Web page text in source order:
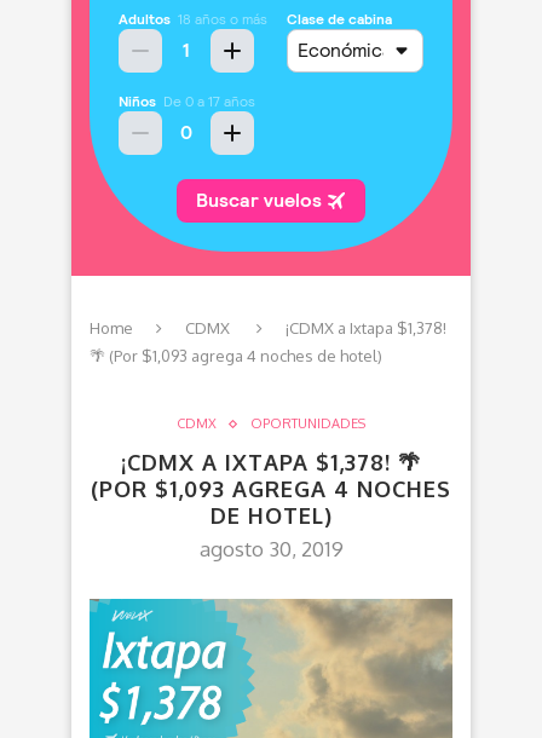
Home CDMX
¡CDMX a Ixtapa $1,378!
🌴 (Por $1,093 agrega 4 noches de hotel)
CDMX OPORTUNIDADES
¡CDMX A IXTAPA $1,378! 🌴
(POR $1,093 AGREGA 4 NOCHES
DE HOTEL)
agosto 30, 2019